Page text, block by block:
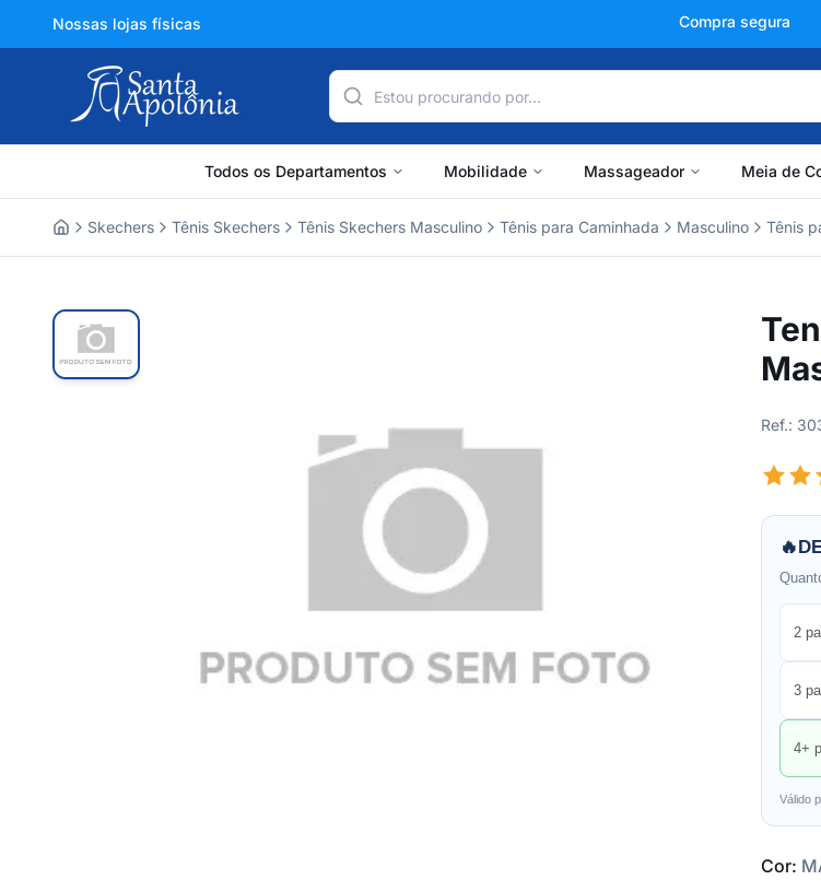
Nossas lojas físicas +150 mil avaliações
Todos os Departamentos Mobilidade Massageador Meia de
Skechers Tênis Skechers Tênis Skechers Masculino Tênis para Caminhada Masculino Tênis
Ref.:
🔥
2
3
4+
Válido
Cor: